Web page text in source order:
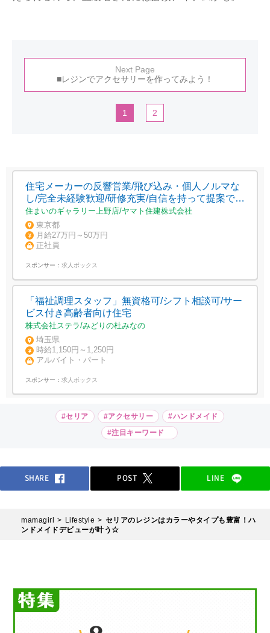
Next Page
■レジンでアクセサリーを作ってみよう！
1 2
住宅メーカーの反響営業/飛び込み・個人ノルマな
し/完全未経験歓迎/研修充実/自信を持って提案でき
る商品力が強み/年収1000万円超も可
住まいのギャラリー上野店/ヤマト住建株式会社
東京都
月給27万円～50万円
正社員
スポンサー： 求人ボックス
「福祉調理スタッフ」無資格可/シフト相談可/サー
ビス付き高齢者向け住宅
株式会社ステラ/みどりの杜みなの
埼玉県
時給1,150円～1,250円
アルバイト・パート
スポンサー： 求人ボックス
#セリア #アクセサリー
#ハンドメイド
#注目キーワード
SHARE POST LINE
mamagirl Lifestyle
セリアのレジンはカラーやタイプも豊富！ハ
ンドメイドデビューが叶う☆